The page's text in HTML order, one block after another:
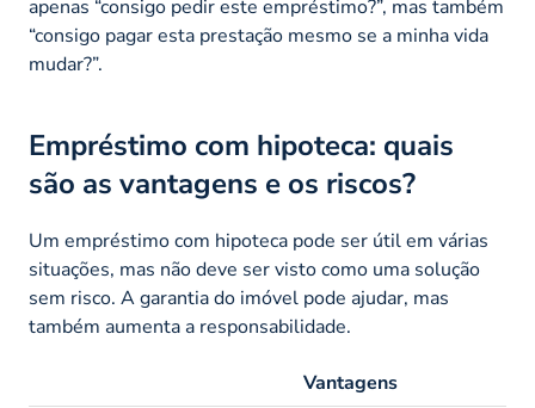
apenas “consigo pedir este empréstimo?”, mas também
“consigo pagar esta prestação mesmo se a minha vida
mudar?”.
Empréstimo com hipoteca: quais
são as vantagens e os riscos?
Um empréstimo com hipoteca pode ser útil em várias
situações, mas não deve ser visto como uma solução
sem risco. A garantia do imóvel pode ajudar, mas
também aumenta a responsabilidade.
Vantagens